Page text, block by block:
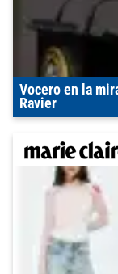
Vocero en la
Ravier